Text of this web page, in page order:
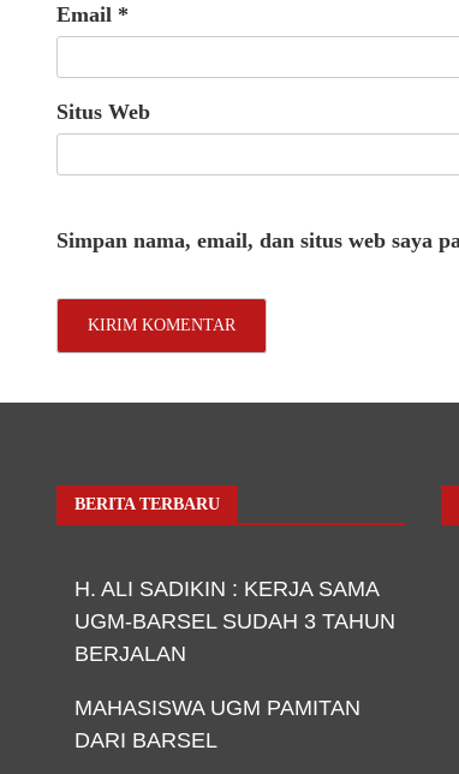
Email *
Situs Web
Simpan nama, email, dan situs web saya
BERITA TERBARU
H. ALI SADIKIN : KERJA SAMA
UGM-BARSEL SUDAH 3 TAHUN
BERJALAN
MAHASISWA UGM PAMITAN
DARI BARSEL